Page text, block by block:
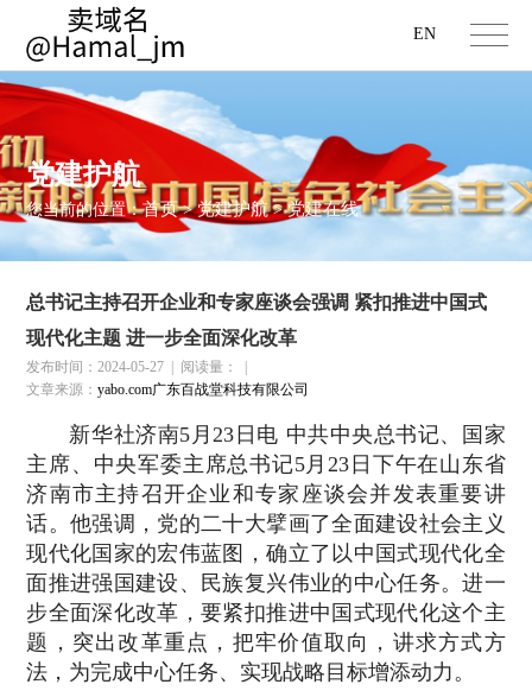
EN
党建护航
您当前的位置：首页>党建护航>党建在线
总书记主持召开企业和专家座谈会强调 紧扣推进中国式
现代化主题 进一步全面深化改革
发布时间：2024-05-27 阅读量：
文章来源：yabo.com广东百战堂科技有限公司
新华社济南5月23日电 中共中央总书记、国家
主席、中央军委主席总书记5月23日下午在山东省
济南市主持召开企业和专家座谈会并发表重要讲
话。他强调，党的二十大擘画了全面建设社会主义
现代化国家的宏伟蓝图，确立了以中国式现代化全
面推进强国建设、民族复兴伟业的中心任务。进一
步全面深化改革，要紧扣推进中国式现代化这个主
题，突出改革重点，把牢价值取向，讲求方式方
法，为完成中心任务、实现战略目标增添动力。